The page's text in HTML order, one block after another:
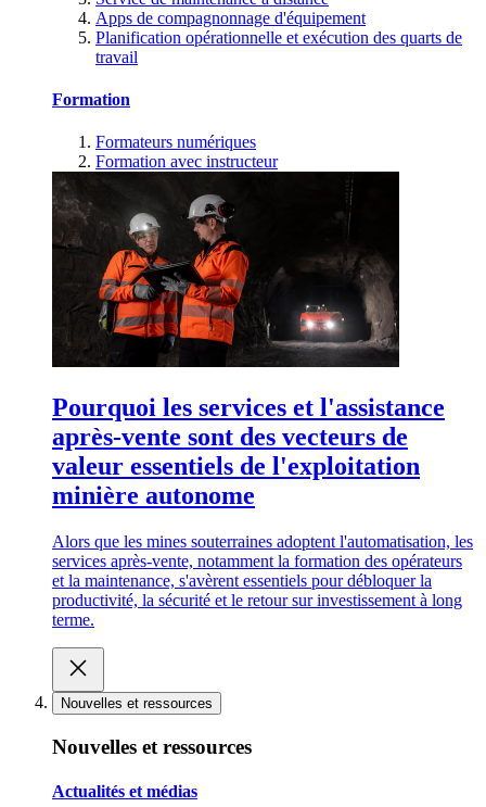
Apps de compagnonnage d'équipement
Planification opérationnelle et exécution des quarts de
travail
Formation
Formateurs numériques
Formation avec instructeur
Pourquoi les services et l'assistance
après-vente sont des vecteurs de
valeur essentiels de l'exploitation
minière autonome
Alors que les mines souterraines adoptent l'automatisation, les
services après-vente, notamment la formation des opérateurs
et la maintenance, s'avèrent essentiels pour débloquer la
productivité, la sécurité et le retour sur investissement à long
terme.
Nouvelles et ressources
Nouvelles et ressources
Actualités et médias